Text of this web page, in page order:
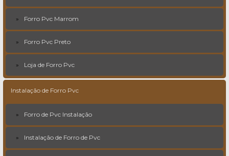
Forro Pvc Marrom
Forro Pvc Preto
Loja de Forro Pvc
Instalação de Forro Pvc
Forro de Pvc Instalação
Instalação de Forro de Pvc